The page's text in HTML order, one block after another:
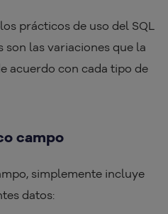
prácticos de uso del SQL
son las variaciones que la
acuerdo con cada tipo de
campo
simplemente incluye
datos: